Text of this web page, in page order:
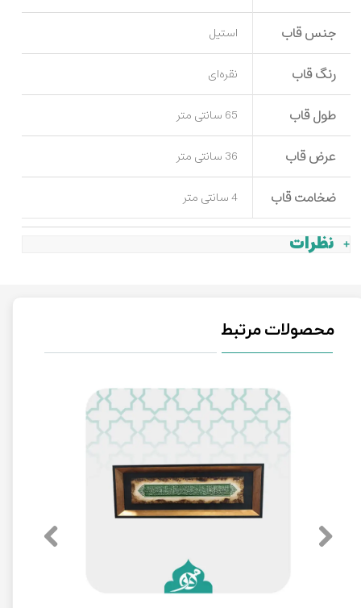
جنس قاب استیل
رنگ قاب نقره‌ای
طول قاب 65 سانتی متر
عرض قاب 36 سانتی متر
ضخامت قاب 4 سانتی متر
نظرات
محصولات مرتبط